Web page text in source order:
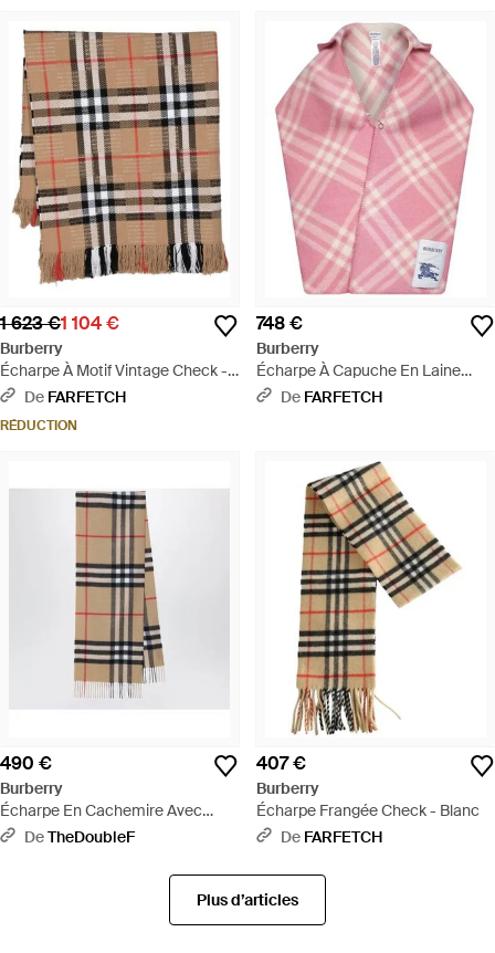
1 623 €1 104 €
Burberry
Écharpe À Motif Vintage Check -
Neutre
De FARFETCH
RÉDUCTION
748 €
Burberry
Écharpe À Capuche En Laine
Check - Rose
De FARFETCH
490 €
Burberry
Écharpe En Cachemire Avec
Motif Check - Neutre
DeTheDoubleF
407 €
Burberry
Écharpe Frangée Check - Blanc
De FARFETCH
Plus d’articles